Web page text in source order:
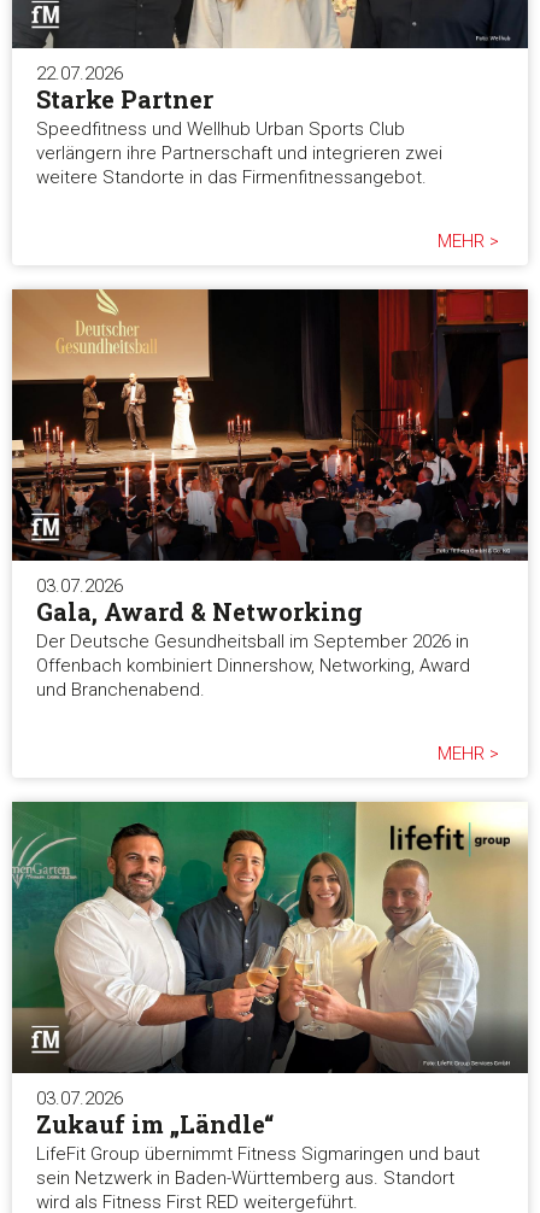
22.07.2026
Starke Partner
Speedfitness und Wellhub Urban Sports Club
verlängern ihre Partnerschaft und integrieren zwei
weitere Standorte in das Firmenfitnessangebot.
MEHR >
03.07.2026
Gala, Award & Networking
Der Deutsche Gesundheitsball im September 2026 in
Offenbach kombiniert Dinnershow, Networking, Award
und Branchenabend.
MEHR >
03.07.2026
Zukauf im „Ländle“
LifeFit Group übernimmt Fitness Sigmaringen und baut
sein Netzwerk in Baden-Württemberg aus. Standort
wird als Fitness First RED weitergeführt.